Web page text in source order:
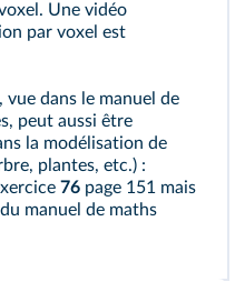
Une vidéo
par voxel est
, vue dans le manuel de
peut aussi être
la modélisation de
plantes, etc.) :
76 page 151 mais
manuel de maths